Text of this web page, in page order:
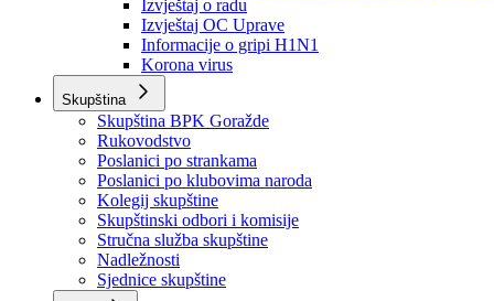
Obavještenja i izvještaji
Obavještenja Vlade
Izvještajno prognozna služba Ministarstva privrede
Izvještaj o radu
Izvještaj OC Uprave
Informacije o gripi H1N1
Korona virus
Skupština
Skupština BPK Goražde
Rukovodstvo
Poslanici po strankama
Poslanici po klubovima naroda
Kolegij skupštine
Skupštinski odbori i komisije